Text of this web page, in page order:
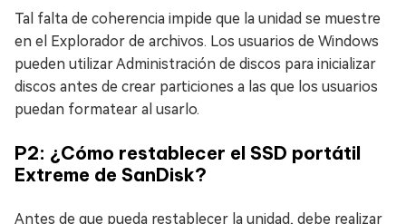
Tal falta de coherencia impide que la unidad se muestre
en el Explorador de archivos. Los usuarios de Windows
pueden utilizar Administración de discos para inicializar
discos antes de crear particiones a las que los usuarios
puedan formatear al usarlo.
P2: ¿Cómo restablecer el SSD portátil
Extreme de SanDisk?
Antes de que pueda restablecer la unidad, debe realizar